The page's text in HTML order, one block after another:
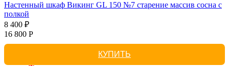
Настенный шкаф Викинг GL 150 №7 старение массив сосна с
полкой
8 400 ₽
16 800 Р
КУПИТЬ